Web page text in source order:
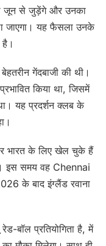
जून से जुड़ेंगे और उनका
जाएगा। यह फैसला उनके
गेंदबाजी की थी।
किया था, जिसमें
यह प्रदर्शन क्लब के
पर भारत के लिए खेल चुके हैं
इस समय वह Chennai
के बाद इंग्लैंड रवाना
बॉल प्रतियोगिता है, में